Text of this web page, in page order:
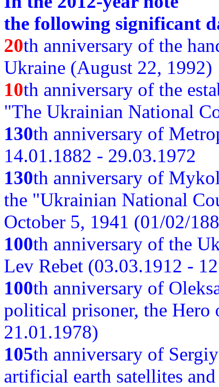
the following significant
20th anniversary of the
Ukraine (August 22, 1992)
10th anniversary of the
"The Ukrainian National
130th anniversary of
14.01.1882 - 29.03.1972
130th anniversary of
the "Ukrainian National
October 5, 1941 (01/02/
100th anniversary of the
Lev Rebet (03.03.1912 -
100th anniversary of
political prisoner, the
21.01.1978)
105th anniversary of
artificial earth satellites